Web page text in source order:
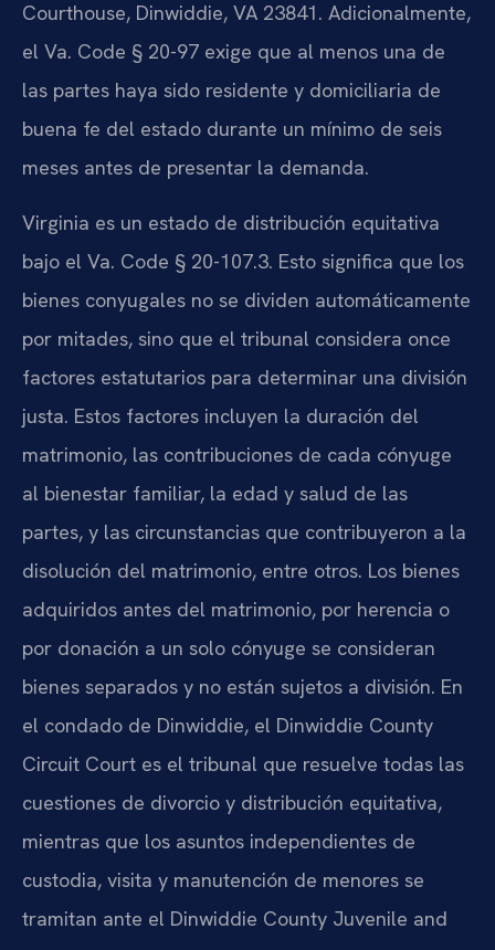
Courthouse, Dinwiddie, VA 23841. Adicionalmente,
el Va. Code § 20-97 exige que al menos una de
las partes haya sido residente y domiciliaria de
buena fe del estado durante un mínimo de seis
meses antes de presentar la demanda.
Virginia es un estado de distribución equitativa
bajo el Va. Code § 20-107.3. Esto significa que los
bienes conyugales no se dividen automáticamente
por mitades, sino que el tribunal considera once
factores estatutarios para determinar una división
justa. Estos factores incluyen la duración del
matrimonio, las contribuciones de cada cónyuge
al bienestar familiar, la edad y salud de las
partes, y las circunstancias que contribuyeron a la
disolución del matrimonio, entre otros. Los bienes
adquiridos antes del matrimonio, por herencia o
por donación a un solo cónyuge se consideran
bienes separados y no están sujetos a división. En
el condado de Dinwiddie, el Dinwiddie County
Circuit Court es el tribunal que resuelve todas las
cuestiones de divorcio y distribución equitativa,
mientras que los asuntos independientes de
custodia, visita y manutención de menores se
tramitan ante el Dinwiddie County Juvenile and